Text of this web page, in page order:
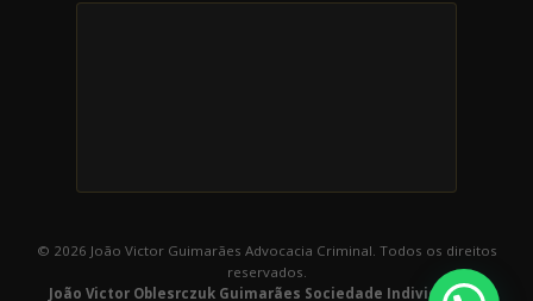
© 2026 João Victor Guimarães Advocacia Criminal. Todos os direitos
reservados.
João Victor Oblesrczuk Guimarães Sociedade Individual de